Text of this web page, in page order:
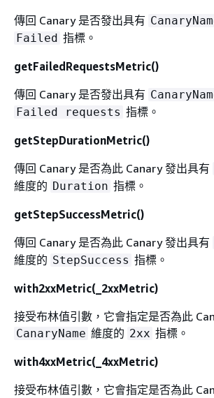
傳回 Canary 是否發出具有
Failed 指標。
getFailedRequestsMetric()
傳回 Canary 是否發出具有
Failed requests 指標。
getStepDurationMetric()
傳回 Canary 是否為此 Canary 發出具有
維度的 Duration 指標。
getStepSuccessMetric()
傳回 Canary 是否為此 Canary 發出具有
維度的 StepSuccess 指標。
with2xxMetric(_2xxMetric)
接受布林值引數，它會指定是否為此
CanaryName 維度的 2xx 指標。
with4xxMetric(_4xxMetric)
接受布林值引數，它會指定是否為此